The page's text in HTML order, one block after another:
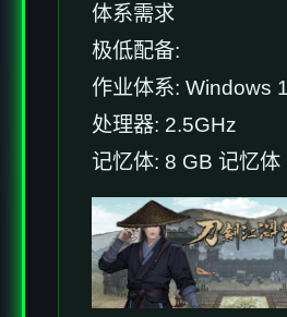
体系需求
极低配备:
作业体系: Windows
处理器: 2.5GHz
记忆体: 8 GB 记忆体